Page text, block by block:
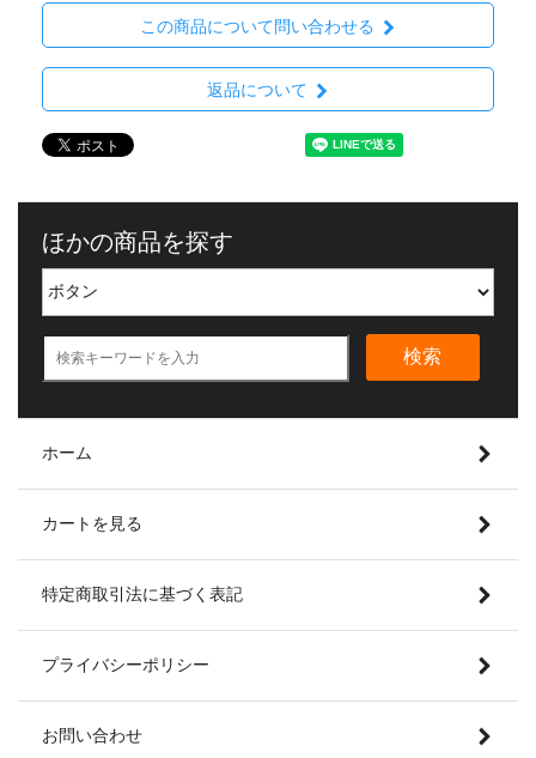
この商品について問い合わせる
返品について
ほかの商品を探す
検索
ホーム
カートを見る
特定商取引法に基づく表記
プライバシーポリシー
お問い合わせ